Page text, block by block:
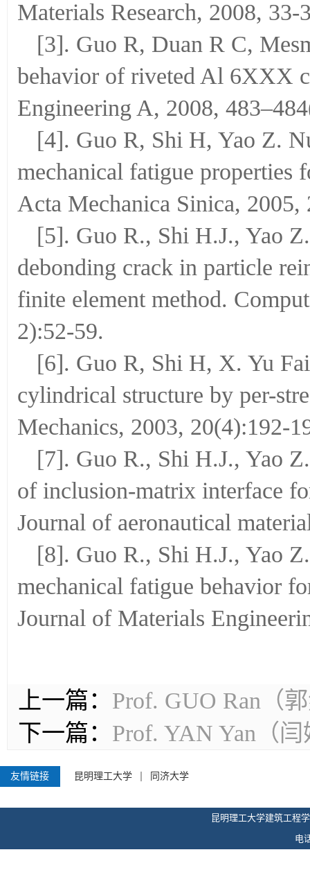
Materials Research, 2008, 33-
[3]. Guo R, Duan R C,
behavior of riveted Al 6XXX
Engineering A, 2008,
[4]. Guo R, Shi H, Yao Z.
mechanical fatigue properties
Acta Mechanica Sinica, 2005,
[5]. Guo R., Shi H.J., Yao
debonding crack in particle
finite element method.
2):52-59.
[6]. Guo R, Shi H, X. Yu
cylindrical structure by per-
Mechanics, 2003, 20(4):192-
[7]. Guo R., Shi H.J., Yao
of inclusion-matrix interface
Journal of aeronautical
[8]. Guo R., Shi H.J., Yao
mechanical fatigue behavior
Journal of Materials
上一篇： Prof. GUO Ran（
下一篇： Prof. YAN Yan（
友情链接 昆明理工大学 同济大学
昆明理工大学建筑工程
电